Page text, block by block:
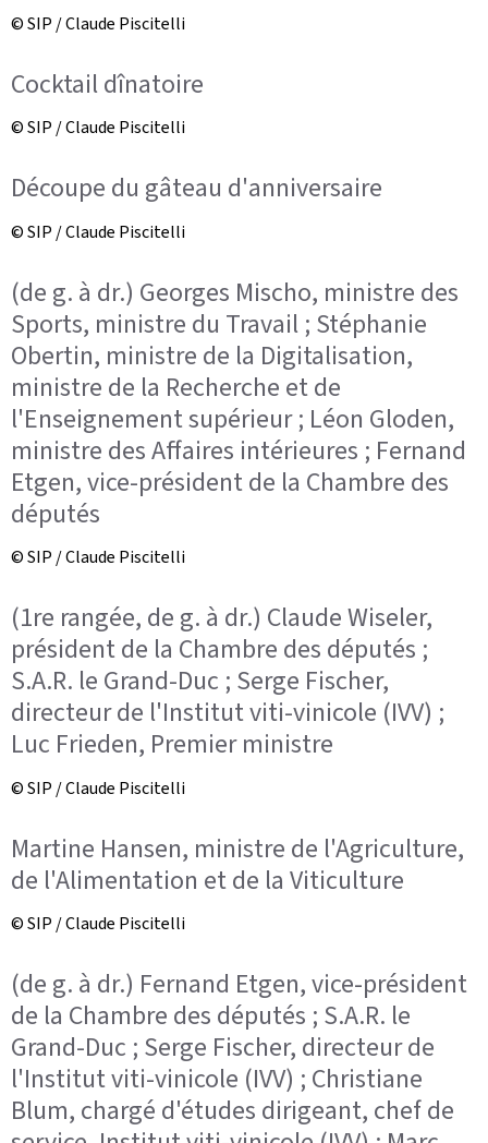
© SIP / Claude Piscitelli
Cocktail dînatoire
© SIP / Claude Piscitelli
Découpe du gâteau d'anniversaire
© SIP / Claude Piscitelli
(de g. à dr.) Georges Mischo, ministre des
Sports, ministre du Travail ; Stéphanie
Obertin, ministre de la Digitalisation,
ministre de la Recherche et de
l'Enseignement supérieur ; Léon Gloden,
ministre des Affaires intérieures ; Fernand
Etgen, vice-président de la Chambre des
députés
© SIP / Claude Piscitelli
(1re rangée, de g. à dr.) Claude Wiseler,
président de la Chambre des députés ;
S.A.R. le Grand-Duc ; Serge Fischer,
directeur de l'Institut viti-vinicole (IVV) ;
Luc Frieden, Premier ministre
© SIP / Claude Piscitelli
Martine Hansen, ministre de l'Agriculture,
de l'Alimentation et de la Viticulture
© SIP / Claude Piscitelli
(de g. à dr.) Fernand Etgen, vice-président
de la Chambre des députés ; S.A.R. le
Grand-Duc ; Serge Fischer, directeur de
l'Institut viti-vinicole (IVV) ; Christiane
Blum, chargé d'études dirigeant, chef de